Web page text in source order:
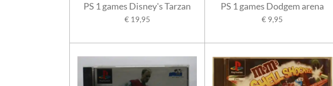
PS 1 games Disney's Tarzan
€ 19,95
PS 1 games Dodgem arena
€ 9,95